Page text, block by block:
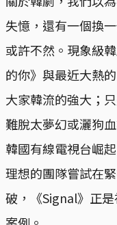
失憶，還有一個換
或許不然。現象級
的你》與最近大熱
大家韓流的強大；
難脫太夢幻或灑狗
韓國有線電視台崛
理想的團隊嘗試在
破，《Signal》正